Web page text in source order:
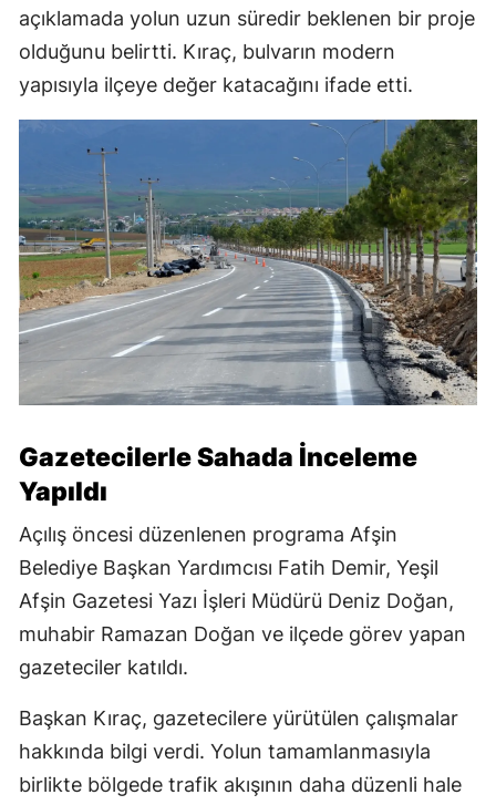
açıklamada yolun uzun süredir beklenen bir proje
olduğunu belirtti. Kıraç, bulvarın modern
yapısıyla ilçeye değer katacağını ifade etti.
Gazetecilerle Sahada İnceleme
Yapıldı
Açılış öncesi düzenlenen programa Afşin
Belediye Başkan Yardımcısı Fatih Demir, Yeşil
Afşin Gazetesi Yazı İşleri Müdürü Deniz Doğan,
muhabir Ramazan Doğan ve ilçede görev yapan
gazeteciler katıldı.
Başkan Kıraç, gazetecilere yürütülen çalışmalar
hakkında bilgi verdi. Yolun tamamlanmasıyla
birlikte bölgede trafik akışının daha düzenli hale